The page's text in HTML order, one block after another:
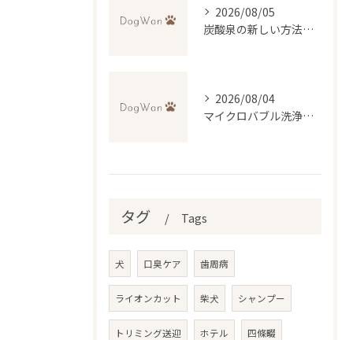
2026/08/05
炭酸泉の新しい方法で自宅再現と効果・デメリットを徹底比較
2026/08/04
マイクロバブル洗浄が叶える低刺激トリミングの魅力
タグ Tags
犬 口臭ケア 歯周病
ライオンカット 柴犬 シャンプー
トリミング送迎 ホテル 四條畷